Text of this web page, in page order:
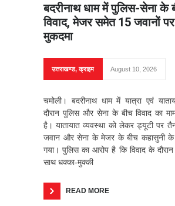
बदरीनाथ धाम में पुलिस-सेना के
विवाद, मेजर समेत 15 जवानों पर
मुकदमा
उत्तराखण्ड,क्राइम August 10, 2026
चमोली। बदरीनाथ धाम में यात्रा एवं
दौरान पुलिस और सेना के बीच विवाद का
है। यातायात व्यवस्था को लेकर ड्यूटी पर
जवान और सेना के मेजर के बीच कहासुनी के
गया। पुलिस का आरोप है कि विवाद के दौरान
साथ धक्का-मुक्की
READ MORE